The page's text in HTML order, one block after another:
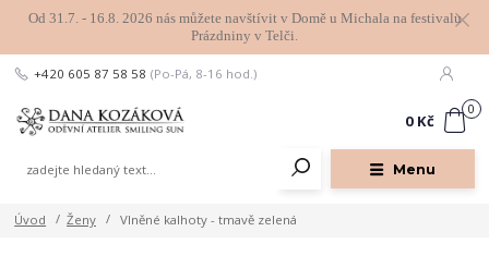
Od 31.7. - 16.8. 2026 nás můžete navštívit v Domě u Michala na festivalu
Prázdniny v Telči.
Menu
+420 605 87 58 58 (Po-Pá, 8-16 hod.)
0
0 Kč
Úvod Ženy Vlněné kalhoty - tmavě zelená